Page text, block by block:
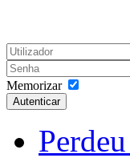
Memorizar
Autenticar